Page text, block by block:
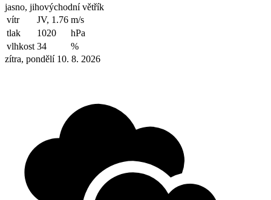
jasno, jihovýchodní větřík
vítr
JV, 1.76 m/s
tlak
1020
hPa
vlhkost 34
%
zítra, pondělí 10. 8. 2026